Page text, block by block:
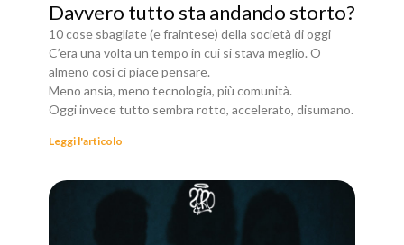
Davvero tutto sta andando storto?
10 cose sbagliate (e fraintese) della società di oggi
C’era una volta un tempo in cui si stava meglio. O
almeno così ci piace pensare.
Meno ansia, meno tecnologia, più comunità.
Oggi invece tutto sembra rotto, accelerato, disumano.
Leggi l'articolo